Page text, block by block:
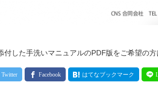
付した手洗いマニュアルのPDF版をご希望の